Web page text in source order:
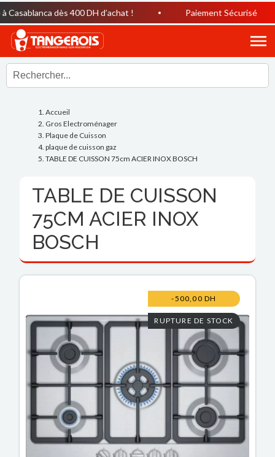
dès 400 DH d’achat ! Paiement Sécurisé
Accueil
Gros Electroménager
Plaque de Cuisson
plaque de cuisson gaz
TABLE DE CUISSON 75cm ACIER INOX BOSCH
TABLE DE CUISSON
75CM ACIER INOX
BOSCH
-500,00 DH
RUPTURE DE STOCK